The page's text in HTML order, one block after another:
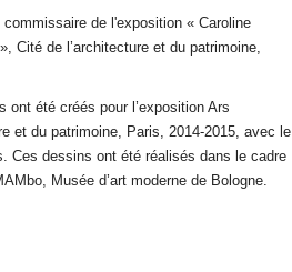
de l'exposition « Caroline
Cité de l’architecture et du patrimoine,
été créés pour l’exposition Ars
et du patrimoine, Paris, 2014-2015, avec le
Ces dessins ont été réalisés dans le cadre
Musée d’art moderne de Bologne.